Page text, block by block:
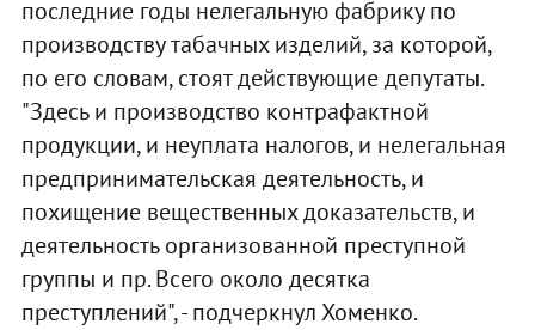
последние годы нелегальную фабрику по
производству табачных изделий, за которой,
по его словам, стоят действующие депутаты.
"Здесь и производство контрафактной
продукции, и неуплата налогов, и нелегальная
предпринимательская деятельность, и
похищение вещественных доказательств, и
деятельность организованной преступной
группы и пр. Всего около десятка
преступлений", - подчеркнул Хоменко.